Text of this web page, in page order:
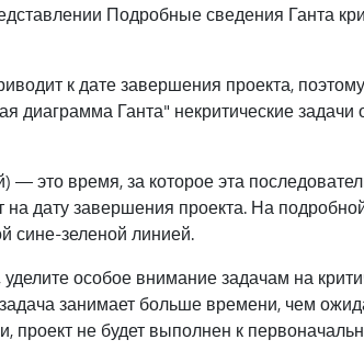
Подробные сведения Ганта
к дате завершения проекта,
диаграмма Ганта" некритические
это время, за которое эта
дату завершения проекта. На
сине-зеленой линией.
особое внимание задачам на
занимает больше времени, чем
проект не будет выполнен к